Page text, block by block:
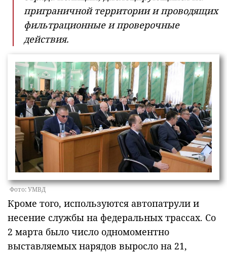
приграничной территории и проводящих
фильтрационные и проверочные
действия.
Фото: УМВД
Кроме того, используются автопатрули и
несение службы на федеральных трассах. Со
2 марта было число одномоментно
выставляемых нарядов выросло на 21,